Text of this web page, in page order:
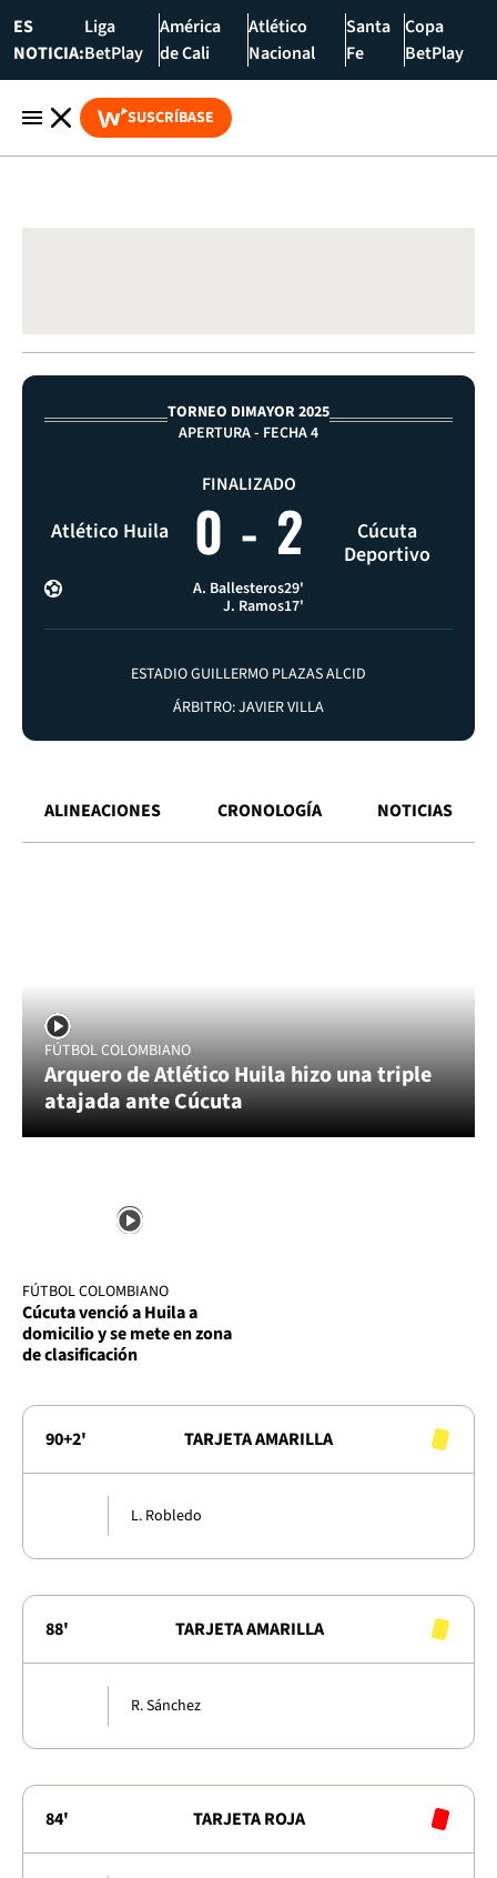
ES
NOTICIA:
Liga
BetPlay
América
de Cali
Atlético
Nacional
Santa
Fe
Copa
BetPlay
SUSCRÍBASE
TORNEO DIMAYOR 2025
APERTURA - FECHA 4
Atlético Huila
FINALIZADO
0 - 2
Cúcuta
Deportivo
A. Ballesteros29'
J. Ramos17'
ESTADIO GUILLERMO PLAZAS ALCID
ÁRBITRO: JAVIER VILLA
ALINEACIONES CRONOLOGÍA NOTICIAS
FÚTBOL COLOMBIANO
Arquero de Atlético Huila hizo una triple
atajada ante Cúcuta
FÚTBOL COLOMBIANO
Cúcuta venció a Huila a
domicilio y se mete en zona
de clasificación
90+2' TARJETA AMARILLA
L. Robledo
88' TARJETA AMARILLA
R. Sánchez
84' TARJETA ROJA